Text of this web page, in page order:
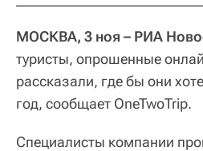
МОСКВА, 3 ноя – РИА
туристы, опрошенные
рассказали, где бы они
год, сообщает OneTwoTrip.
Специалисты компании